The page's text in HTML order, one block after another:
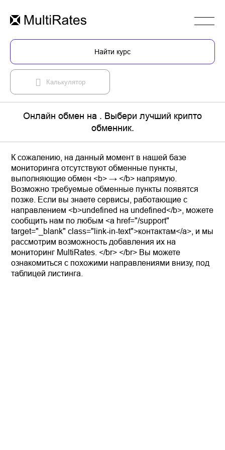
Найти курс
Калькулятор
Онлайн обмен на . Выбери лучший крипто
обменник.
К сожалению, на данный момент в нашей базе
мониторинга отсутствуют обменные пункты,
выполняющие обмен <b> → </b> напрямую.
Возможно требуемые обменные пункты появятся
позже. Если вы знаете сервисы, работающие с
направлением <b>undefined на undefined</b>, можете
сообщить нам по любым <a href="/support"
target="_blank" class="link-in-text">контактам</a>, и мы
рассмотрим возможность добавления их на
мониторинг MultiRates. </br> </br> Вы можете
ознакомиться с похожими направлениями внизу, под
таблицей листинга.